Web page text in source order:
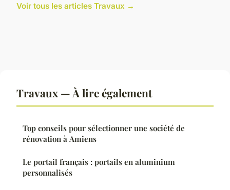
Voir tous les articles Travaux →
Travaux — À lire également
Top conseils pour sélectionner une société de
rénovation à Amiens
Le portail français : portails en aluminium
personnalisés